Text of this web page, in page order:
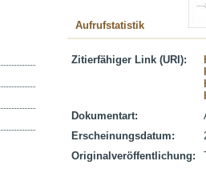
Aufrufstatistik
Zitierfähiger Link (URI):
Dokumentart:
Erscheinungsdatum:
Originalveröffentlichung: